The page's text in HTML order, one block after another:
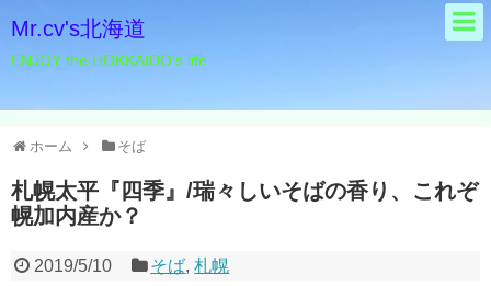
Mr.cv's北海道
ENJOY the HOKKAIDO's life
ホーム そば
札幌太平『四季』/瑞々しいそばの香り、これぞ
幌加内産か？
2019/5/10 そば,札幌